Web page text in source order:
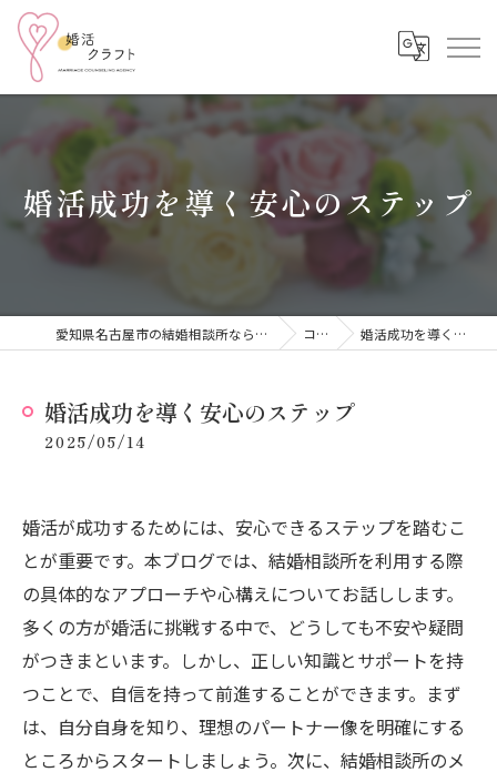
婚活成功を導く安心のステップ
愛知県名古屋市の結婚相談所なら結婚相談所 婚活クラフト コラム 婚活成功を導く安心のステップ
婚活成功を導く安心のステップ
2025/05/14
婚活が成功するためには、安心できるステップを踏むこ
とが重要です。本ブログでは、結婚相談所を利用する際
の具体的なアプローチや心構えについてお話しします。
多くの方が婚活に挑戦する中で、どうしても不安や疑問
がつきまといます。しかし、正しい知識とサポートを持
つことで、自信を持って前進することができます。まず
は、自分自身を知り、理想のパートナー像を明確にする
ところからスタートしましょう。次に、結婚相談所のメ